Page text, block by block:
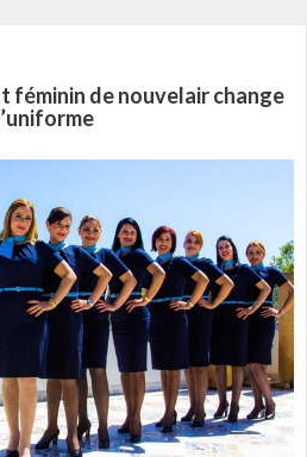
féminin de nouvelair change